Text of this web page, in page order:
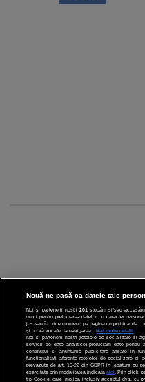
CINEMA
DIVERTISMENT
STIRI
Nouă ne pasă ca datele tale
Noi și partenerii noștri 201 stocăm și/sau
unici pentru prelucrarea datelor cu caracter
jos sau în orice moment, pe pagina cu politica de
și nu vă vor afecta navigarea.
Mai multe detalii
Noi si partenerii nostri (retelele de socializare si
servicii de date analitice) prelucram date pentru
continutul si anunturile publicitare afisate in
functionalitati aferente retelelor de socializare si
prevazute de art. 15-22 din GDPR in legatura cu
exercitate prin modalitatea indicataaici . Prin click
tip Cookie, care implica inclusiv acceptul dvs. cu